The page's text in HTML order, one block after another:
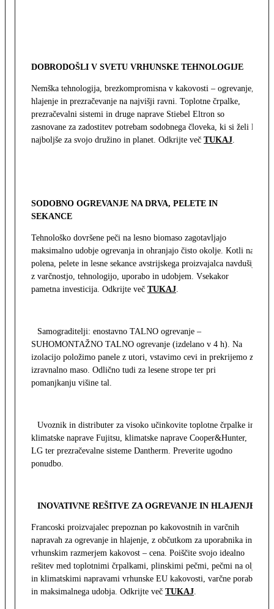
DOBRODOŠLI V SVETU VRHUNSKE TEHNOLOGIJE
Nemška tehnologija, brezkompromisna v kakovosti – ogrevanje,
hlajenje in prezračevanje na najvišji ravni. Toplotne črpalke,
prezračevalni sistemi in druge naprave Stiebel Eltron so
zasnovane za zadostitev potrebam sodobnega človeka, ki si želi le
najboljše za svojo družino in planet. Odkrijte več TUKAJ.
SODOBNO OGREVANJE NA DRVA, PELETE IN
SEKANCE
Tehnološko dovršene peči na lesno biomaso zagotavljajo
maksimalno udobje ogrevanja in ohranjajo čisto okolje. Kotli na
polena, pelete in lesne sekance avstrijskega proizvajalca navdušijo
z varčnostjo, tehnologijo, uporabo in udobjem. Vsekakor
pametna investicija. Odkrijte več TUKAJ.
Samograditelji: enostavno TALNO ogrevanje –
SUHOMONTAŽNO TALNO ogrevanje (izdelano v 4 h). Na
izolacijo položimo panele z utori, vstavimo cevi in prekrijemo z
izravnalno maso. Odlično tudi za lesene strope ter pri
pomanjkanju višine tal.
Uvoznik in distributer za visoko učinkovite toplotne črpalke in
klimatske naprave Fujitsu, klimatske naprave Cooper&Hunter,
LG ter prezračevalne sisteme Dantherm. Preverite ugodno
ponudbo.
INOVATIVNE REŠITVE ZA OGREVANJE IN HLAJENJE
Francoski proizvajalec prepoznan po kakovostnih in varčnih
napravah za ogrevanje in hlajenje, z občutkom za uporabnika in z
vrhunskim razmerjem kakovost – cena. Poiščite svojo idealno
rešitev med toplotnimi črpalkami, plinskimi pečmi, pečmi na olje
in klimatskimi napravami vrhunske EU kakovosti, varčne porabe
in maksimalnega udobja. Odkrijte več TUKAJ.